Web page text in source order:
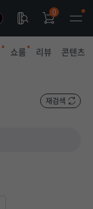
0
쇼룸 리뷰 콘텐츠
재검색